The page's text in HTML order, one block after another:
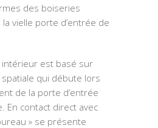
des boiseries
vielle porte d’entrée de
intérieur est basé sur
qui débute lors
de la porte d’entrée
En contact direct avec
» se présente